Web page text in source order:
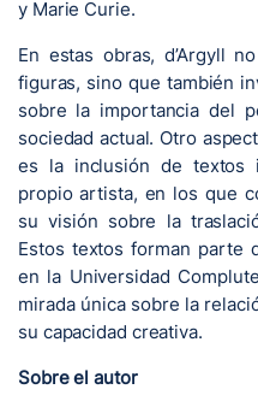
y Marie Curie.
En estas obras, d’Argyll
figuras, sino que también
sobre la importancia del
sociedad actual. Otro
es la inclusión de textos
propio artista, en los que
su visión sobre la
Estos textos forman parte
en la Universidad
mirada única sobre la
su capacidad creativa.
Sobre el autor